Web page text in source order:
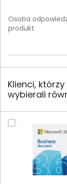
Osoba
produkt
Klienci,
wybierali